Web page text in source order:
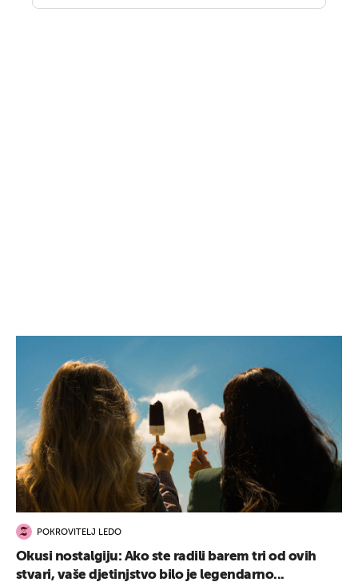
POKROVITELJ LEDO
Okusi nostalgiju: Ako ste radili barem tri od ovih
stvari, vaše djetinjstvo bilo je legendarno...